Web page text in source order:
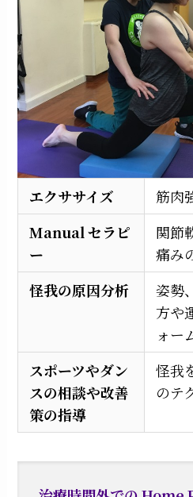
エクササイズ
筋肉
Manual セラピ
ー
関節
痛み
怪我の原因分析
姿勢
方や
ォー
スポーツやダン
スの相談や改善
策の指導
怪我
のテ